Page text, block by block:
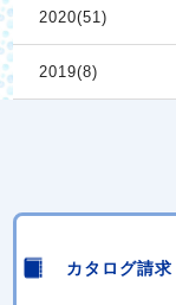
2020(51)
2019(8)
カタログ請求